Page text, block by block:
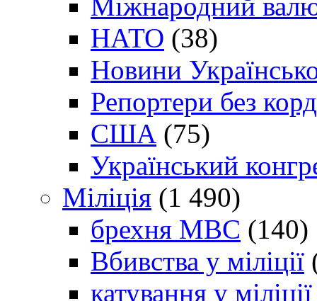
НАТО (38)
Новини
Репортери без
США (75)
Український
Міліція (1 490)
брехня МВС (140)
Вбивства у міліції
катування у міліції